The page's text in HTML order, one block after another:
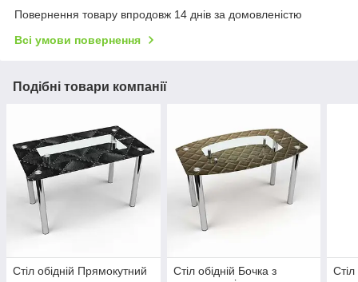
Повернення товару впродовж 14 днів за домовленістю
Всі умови повернення
Подібні товари компанії
Стіл обідній Прямокутний
Стіл обідній Бочка з